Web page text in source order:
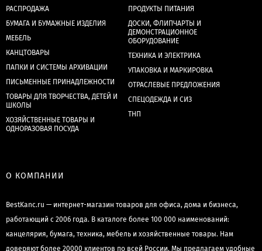
РАСПРОДАЖА
БУМАГА И БУМАЖНЫЕ ИЗДЕЛИЯ
МЕБЕЛЬ
КАНЦТОВАРЫ
ПАПКИ И СИСТЕМЫ АРХИВАЦИИ
ПИСЬМЕННЫЕ ПРИНАДЛЕЖНОСТИ
ТОВАРЫ ДЛЯ ТВОРЧЕСТВА, ДЕТЕЙ И
ШКОЛЫ
ХОЗЯЙСТВЕННЫЕ ТОВАРЫ И
ОДНОРАЗОВАЯ ПОСУДА
ПРОДУКТЫ ПИТАНИЯ
ДОСКИ, ФЛИПЧАРТЫ И
ДЕМОНСТРАЦИОННОЕ
ОБОРУДОВАНИЕ
ТЕХНИКА И ЭЛЕКТРИКА
УПАКОВКА И МАРКИРОВКА
ОТРАСЛЕВЫЕ ПРЕДЛОЖЕНИЯ
СПЕЦОДЕЖДА И СИЗ
ТНП
О КОМПАНИИ
BestKanc.ru — интернет-магазин товаров для офиса, дома и бизнеса,
работающий с 2006 года. В каталоге более 100 000 наименований:
канцелярия, бумага, техника, мебель и хозяйственные товары. Нам
доверяют более 20000 клиентов по всей России. Мы предлагаем удобные